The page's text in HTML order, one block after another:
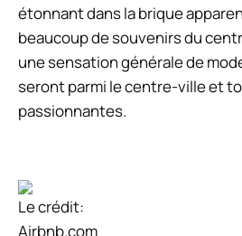
étonnant dans la brique
beaucoup de souvenirs du
une sensation générale de
seront parmi le centre-ville et
passionnantes.
Le crédit:
Airbnb.com